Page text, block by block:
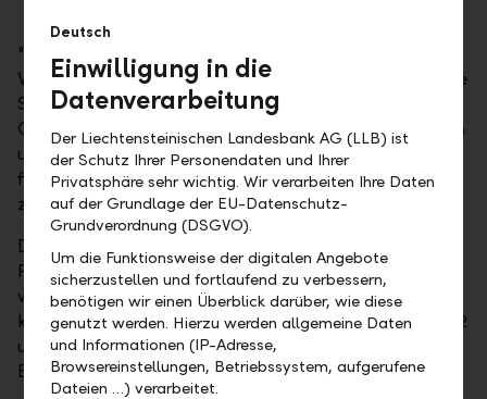
"Das grosse Interesse an unserer Anleihe zeigt das
Vertrauen der Investoren in unsere zukunftsgerichtete
Strategie und finanzielle Stabilität", kommentiert
Group CEO Christoph Reich die erfolgreiche Emission
und fügt hinzu: "Mit der Emission stärken wir unsere
finanzielle Flexibilität und schaffen Spielraum für
zukünftiges Wachstum."
Die LLB verfügt über eine Tier-1-Ratio von 18.4
Prozent und ein Eigenkapital von CHF 2.3 Milliarden,
was ihre solide Kapitalausstattung belegt. Das
kürzlich bestätigte Moody’s Depositenrating von Aa2
unterstreicht die hohe Bonität und Finanzkraft der
Bank zusätzlich.
Deutsch
Einwilligung in die
Datenverarbeitung
Der Liechtensteinischen Landesbank AG (LLB) ist
der Schutz Ihrer Personendaten und Ihrer
Privatsphäre sehr wichtig. Wir verarbeiten Ihre Daten
auf der Grundlage der EU-Datenschutz-
Grundverordnung (DSGVO).
Um die Funktionsweise der digitalen Angebote
sicherzustellen und fortlaufend zu verbessern,
benötigen wir einen Überblick darüber, wie diese
genutzt werden. Hierzu werden allgemeine Daten
und Informationen (IP-Adresse,
Browsereinstellungen, Betriebssystem, aufgerufene
Dateien …) verarbeitet.